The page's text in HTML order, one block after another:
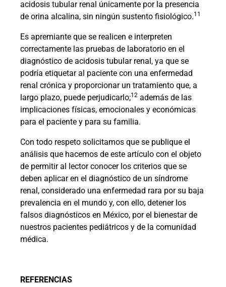
acidosis tubular renal únicamente por la presencia
de orina alcalina, sin ningún sustento fisiológico.11
Es apremiante que se realicen e interpreten
correctamente las pruebas de laboratorio en el
diagnóstico de acidosis tubular renal, ya que se
podría etiquetar al paciente con una enfermedad
renal crónica y proporcionar un tratamiento que, a
largo plazo, puede perjudicarlo;12 además de las
implicaciones físicas, emocionales y económicas
para el paciente y para su familia.
Con todo respeto solicitamos que se publique el
análisis que hacemos de este artículo con el objeto
de permitir al lector conocer los criterios que se
deben aplicar en el diagnóstico de un síndrome
renal, considerado una enfermedad rara por su baja
prevalencia en el mundo y, con ello, detener los
falsos diagnósticos en México, por el bienestar de
nuestros pacientes pediátricos y de la comunidad
médica.
REFERENCIAS